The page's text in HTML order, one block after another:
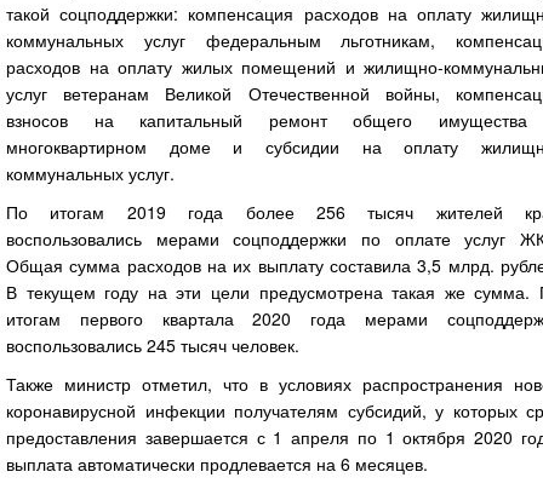
такой соцподдержки: компенсация расходов на оплату
коммунальных услуг федеральным льготникам,
расходов на оплату жилых помещений и жилищно-
услуг ветеранам Великой Отечественной войны,
взносов на капитальный ремонт общего
многоквартирном доме и субсидии на оплату
коммунальных услуг.
По итогам 2019 года более 256 тысяч жителей
воспользовались мерами соцподдержки по оплате услуг
Общая сумма расходов на их выплату составила 3,5 млрд.
В текущем году на эти цели предусмотрена такая же сумма.
итогам первого квартала 2020 года мерами
воспользовались 245 тысяч человек.
Также министр отметил, что в условиях распространения
коронавирусной инфекции получателям субсидий, у которых
предоставления завершается с 1 апреля по 1 октября 2020
выплата автоматически продлевается на 6 месяцев.